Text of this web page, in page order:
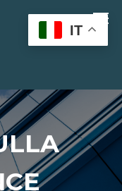
IT